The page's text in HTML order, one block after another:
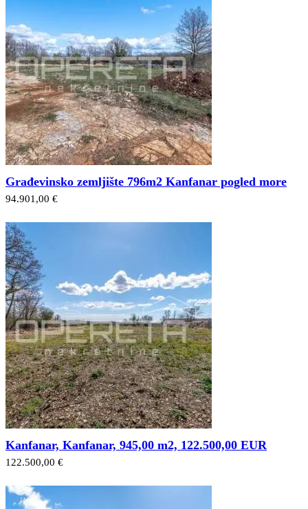
Građevinsko zemljište 796m2 Kanfanar pogled more
94.901,00 €
Kanfanar, Kanfanar, 945,00 m2, 122.500,00 EUR
122.500,00 €